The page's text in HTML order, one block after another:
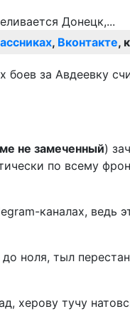
, Вконтакте,
за Авдеевку
не замеченный)
по всему
каналах, ведь
ноля, тыл
херову тучу